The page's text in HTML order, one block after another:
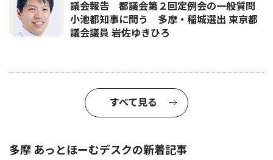
議会報告 都議会第２回定例会の一般質問
小池都知事に問う 多摩・稲城選出 東京都
議会議員 岩佐ゆきひろ
すべて見る
多摩 あっとほーむデスクの新着記事